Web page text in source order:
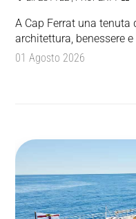
A Cap Ferrat una
architettura, benessere
01 Agosto 2026